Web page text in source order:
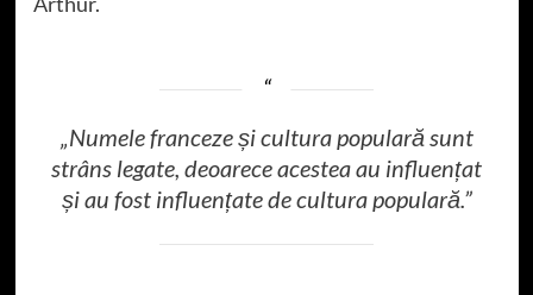
„Numele franceze și cultura populară sunt
strâns legate, deoarece acestea au influențat
și au fost influențate de cultura populară.”